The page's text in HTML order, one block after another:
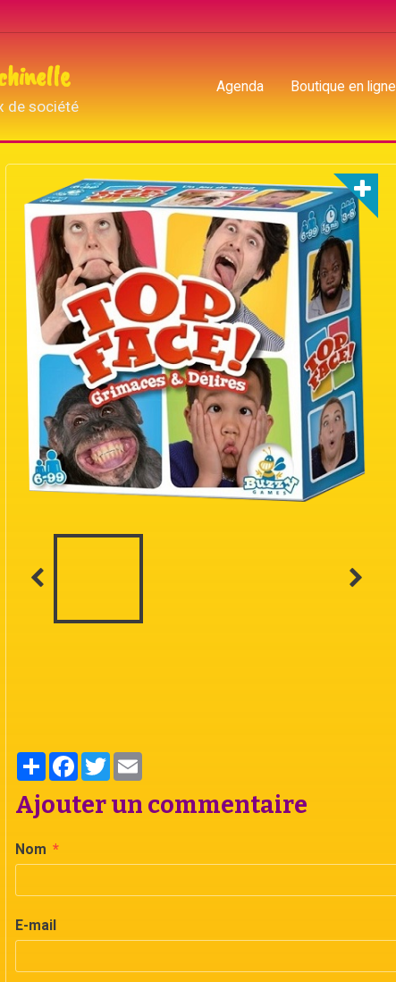
de société
Agenda Boutique en ligne
PartagerFacebook
TwitterEmail
Ajouter un commentaire
Nom
E-mail